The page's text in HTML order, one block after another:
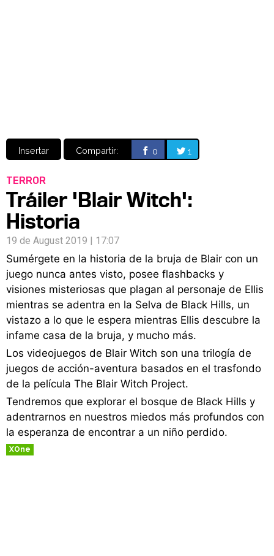
Insertar Compartir: 0 1
TERROR
Tráiler 'Blair Witch':
Historia
19 de August 2019 | 17:07
Sumérgete en la historia de la bruja de Blair con un
juego nunca antes visto, posee flashbacks y
visiones misteriosas que plagan al personaje de Ellis
mientras se adentra en la Selva de Black Hills, un
vistazo a lo que le espera mientras Ellis descubre la
infame casa de la bruja, y mucho más.
Los videojuegos de Blair Witch son una trilogía de
juegos de acción-aventura basados en el trasfondo
de la película The Blair Witch Project.
Tendremos que explorar el bosque de Black Hills y
adentrarnos en nuestros miedos más profundos con
la esperanza de encontrar a un niño perdido.
XOne